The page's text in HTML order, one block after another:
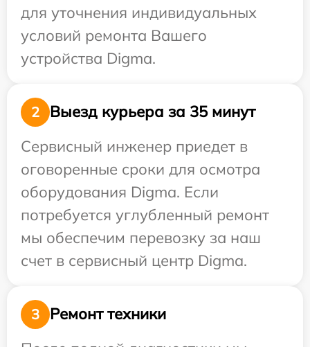
для уточнения индивидуальных
условий ремонта Вашего
устройства Digma.
2
Выезд курьера за 35 минут
Сервисный инженер приедет в
оговоренные сроки для осмотра
оборудования Digma. Если
потребуется углубленный ремонт
мы обеспечим перевозку за наш
счет в сервисный центр Digma.
3
Ремонт техники